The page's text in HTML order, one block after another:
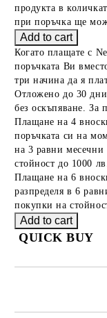
продукта в
при поръчка ще
Когато плащате с
поръчката Ви
три начина да я
Отложено до 30
без оскъпяване. За
Плащане на 4
поръчката си на
на 3 равни месечни
стойност до 1000
Плащане на 6
разпределя в 6
покупки на
QUICK BUY